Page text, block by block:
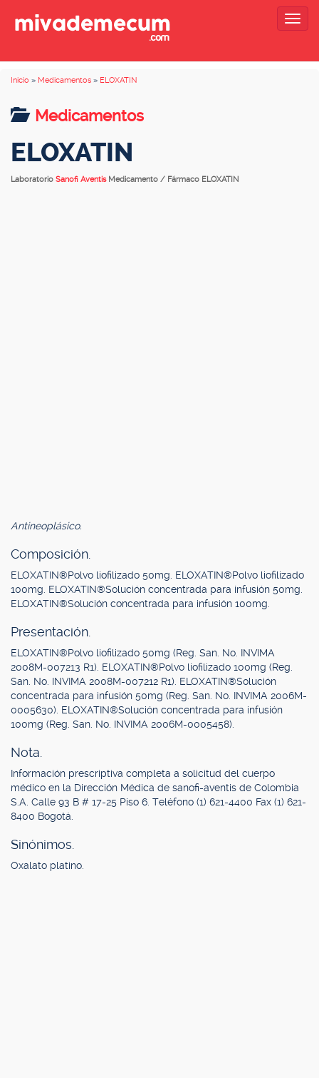
Inicio » Medicamentos » ELOXATIN
Medicamentos
ELOXATIN
Laboratorio Sanofi Aventis Medicamento / Fármaco ELOXATIN
Antineoplásico.
Composición.
ELOXATIN®Polvo liofilizado 50mg. ELOXATIN®Polvo liofilizado
100mg. ELOXATIN®Solución concentrada para infusión 50mg.
ELOXATIN®Solución concentrada para infusión 100mg.
Presentación.
ELOXATIN®Polvo liofilizado 50mg (Reg. San. No. INVIMA
2008M-007213 R1). ELOXATIN®Polvo liofilizado 100mg (Reg.
San. No. INVIMA 2008M-007212 R1). ELOXATIN®Solución
concentrada para infusión 50mg (Reg. San. No. INVIMA 2006M-
0005630). ELOXATIN®Solución concentrada para infusión
100mg (Reg. San. No. INVIMA 2006M-0005458).
Nota.
Información prescriptiva completa a solicitud del cuerpo
médico en la Dirección Médica de sanofi-aventis de Colombia
S.A. Calle 93 B # 17-25 Piso 6. Teléfono (1) 621-4400 Fax (1) 621-
8400 Bogotá.
Sinónimos.
Oxalato platino.